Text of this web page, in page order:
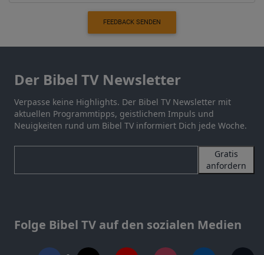
FEEDBACK SENDEN
Der Bibel TV Newsletter
Verpasse keine Highlights. Der Bibel TV Newsletter mit
aktuellen Programmtipps, geistlichem Impuls und
Neuigkeiten rund um Bibel TV informiert Dich jede Woche.
Gratis
anfordern
Folge Bibel TV auf den sozialen Medien